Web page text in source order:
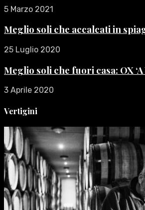
5 Marzo 2021
Meglio soli che accalcati in
25 Luglio 2020
Meglio soli che fuori casa: OX ‘A
3 Aprile 2020
Vertigini